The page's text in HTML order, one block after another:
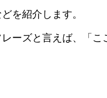
を紹介します。
ーズと言えば、「こ